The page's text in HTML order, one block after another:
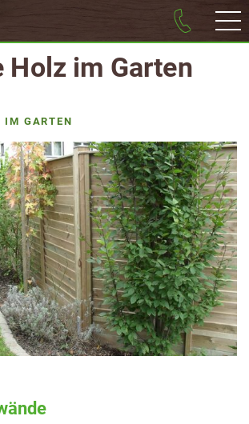
Holz im Garten
IM GARTEN